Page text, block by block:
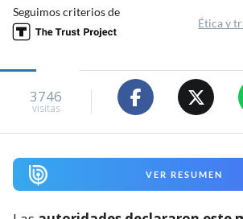
Seguimos criterios de
Ética y
3746
visitas
VER RESUMEN